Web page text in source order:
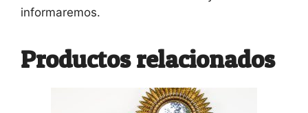
informaremos.
Productos relacionados